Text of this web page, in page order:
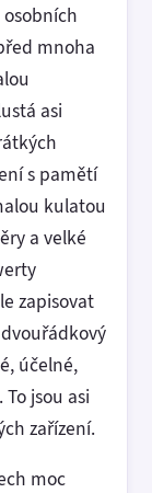
mnoha
asi
s pamětí
kulatou
a velké
zapisovat
účelné,
jsou asi
zařízení.
moc